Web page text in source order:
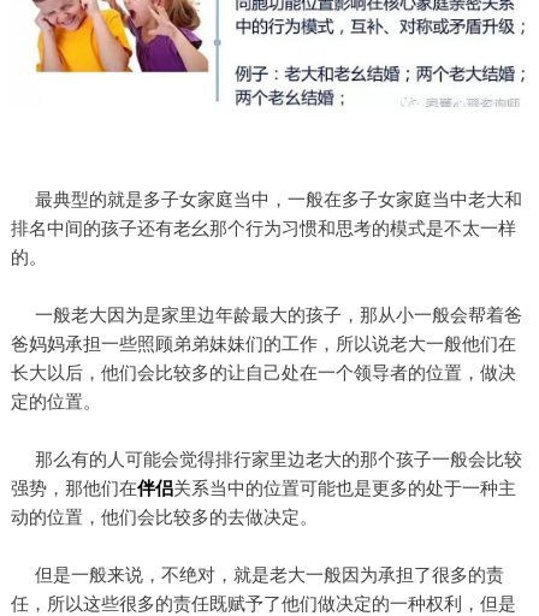
最典型的就是多子女家庭当中，一般在多子女家庭当中老大和
排名中间的孩子还有老幺那个行为习惯和思考的模式是不太一样
的。
一般老大因为是家里边年龄最大的孩子，那从小一般会帮着爸
爸妈妈承担一些照顾弟弟妹妹们的工作，所以说老大一般他们在
长大以后，他们会比较多的让自己处在一个领导者的位置，做决
定的位置。
那么有的人可能会觉得排行家里边老大的那个孩子一般会比较
强势，那他们在伴侣关系当中的位置可能也是更多的处于一种主
动的位置，他们会比较多的去做决定。
但是一般来说，不绝对，就是老大一般因为承担了很多的责
任，所以这些很多的责任既赋予了他们做决定的一种权利，但是